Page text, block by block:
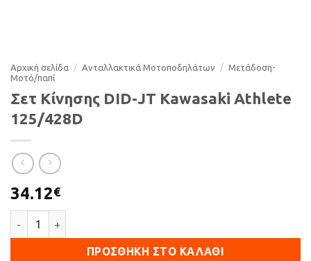
Αρχική σελίδα / Ανταλλακτικά Μοτοποδηλάτων / Μετάδοση-
Μοτό/παπί
Σετ Κίνησης DID-JT Kawasaki Athlete
125/428D
34.12€
ΠΡΟΣΘΉΚΗ ΣΤΟ ΚΑΛΆΘΙ